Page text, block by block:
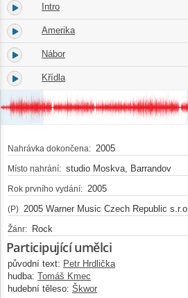
1. Intro
2. Amerika
3. Nábor
4. Křídla
Nahrávka dokončena: 2005
Místo nahrání: studio Moskva, Barrandov
Rok prvního vydání: 2005
(P) 2005 Warner Music Czech Republic s.r.o.
Žánr: Rock
Participující umělci
původní text: Petr Hrdlička
hudba: Tomáš Kmec
hudební těleso: Škwor